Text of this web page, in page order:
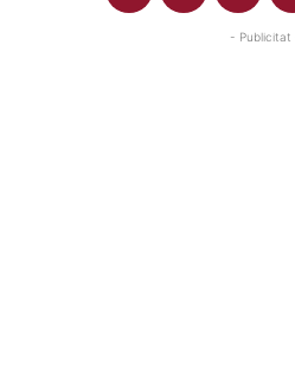
- Publicitat